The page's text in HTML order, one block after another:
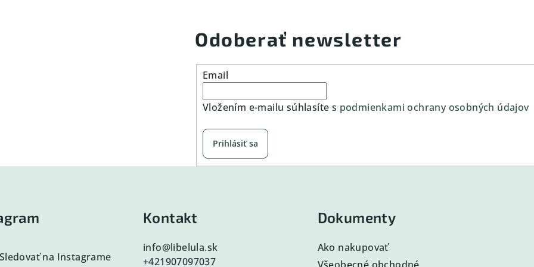
Odoberať newsletter
Email
Vložením e-mailu súhlasíte s podmienkami ochrany osobných údajov
Prihlásiť sa
Sledovať na Instagrame
Kontakt
info@libelula.sk
+421907097037
Dokumenty
Ako nakupovať